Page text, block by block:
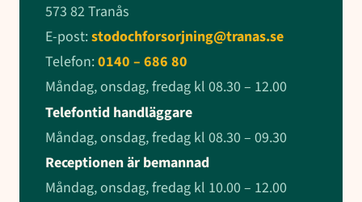
573 82 Tranås
E-post:stodochforsorjning@tranas.se
Telefon:0140 – 686 80
Måndag, onsdag, fredag kl 08.30 – 12.00
Telefontid handläggare
Måndag, onsdag, fredag kl 08.30 – 09.30
Receptionen är bemannad
Måndag, onsdag, fredag kl 10.00 – 12.00